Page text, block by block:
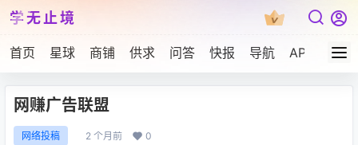
学无止境
首页 星球 商铺 供求 问答 快报 导航 APP下载
网赚广告联盟
网络投稿 2 个月前 0